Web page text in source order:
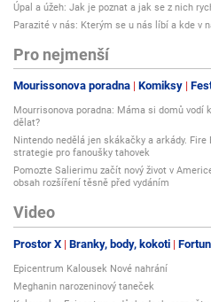
Úpal a úžeh: Jak je poznat a jak se z nich
Parazité v nás: Kterým se u nás líbí a kde v
Pro nejmenší
Mourissonova poradna Komiksy
Mourrisonova poradna: Máma si domů vodí
dělat?
Nintendo nedělá jen skákačky a arkády.
strategie pro fanoušky tahovek
Pomozte Salierimu začít nový život v
obsah rozšíření těsně před vydáním
Video
Prostor X Branky, body, kokoti
Epicentrum Kalousek Nové nahrání
Meghanin narozeninový taneček